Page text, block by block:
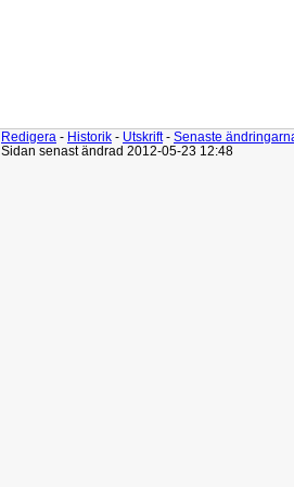
Redigera - Historik - Utskrift- Senaste
Sidan senast ändrad 2012-05-23 12:48